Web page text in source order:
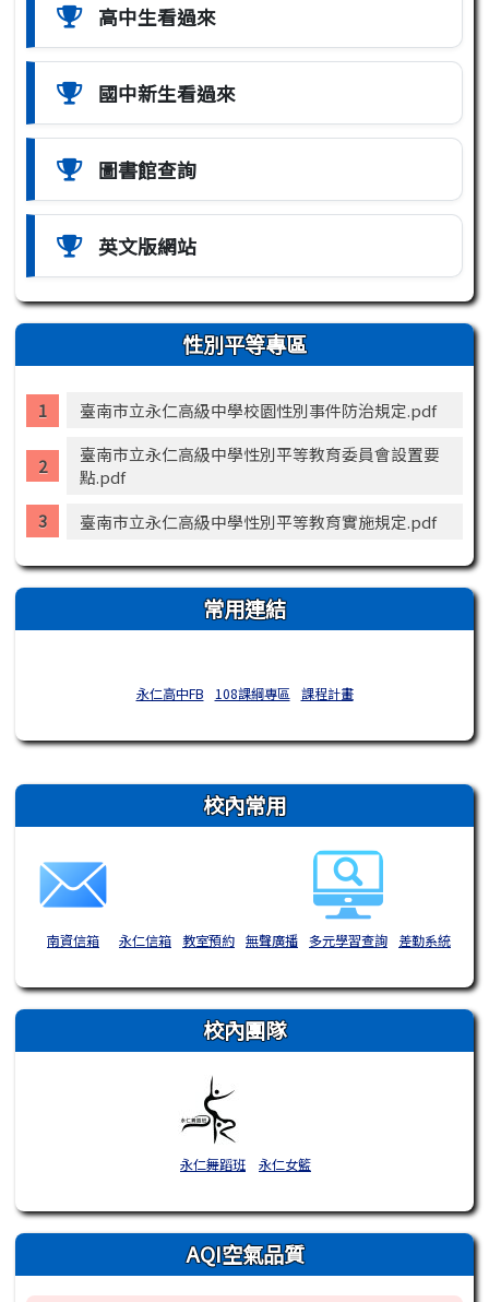
高中生看過來
國中新生看過來
圖書館查詢
英文版網站
性別平等專區
臺南市立永仁高級中學校園性別事件防治規定.pdf
臺南市立永仁高級中學性別平等教育委員會設置要
點.pdf
臺南市立永仁高級中學性別平等教育實施規定.pdf
常用連結
永仁高中FB 108課綱專區 課程計畫
右邊區域內容 校內常用
南資信箱 永仁信箱 教室預約 無聲廣播 多元學習查詢 差勤系統
校內團隊
永仁舞蹈班 永仁女籃
AQI空氣品質